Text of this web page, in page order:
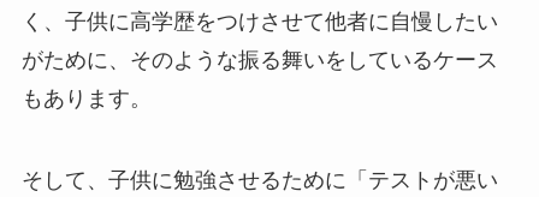
く、子供に高学歴をつけさせて他者に自慢したい
がために、そのような振る舞いをしているケース
もあります。
そして、子供に勉強させるために「テストが悪い